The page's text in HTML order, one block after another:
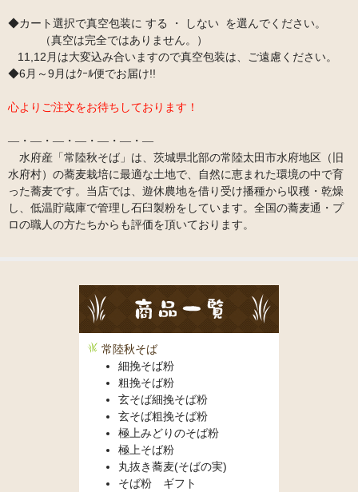
◆カート選択で真空包装に する ・ しない を選んでください。
（真空は完全ではありません。）
11,12月は大変込み合いますので真空包装は、ご遠慮ください。
◆6月～9月はｸｰﾙ便でお届け!!
心よりご注文をお待ちしております！
―・―・―・―・―・―・―
水府産「常陸秋そば」は、茨城県北部の常陸太田市水府地区（旧
水府村）の蕎麦栽培に最適な土地で、自然に恵まれた環境の中で育
った蕎麦です。当店では、遊休農地を借り受け播種から収穫・乾燥
し、低温貯蔵庫で管理し石臼製粉をしています。全国の蕎麦通・プ
ロの職人の方たちからも評価を頂いております。
常陸秋そば
細挽そば粉
粗挽そば粉
玄そば細挽そば粉
玄そば粗挽そば粉
極上みどりのそば粉
極上そば粉
丸抜き蕎麦(そばの実)
そば粉 ギフト